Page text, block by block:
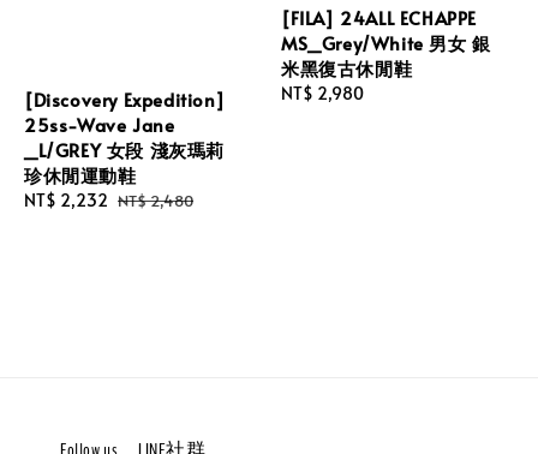
[Discovery Expedition]
25ss-Wave Jane
_L/GREY 女段 淺灰瑪莉
珍休閒運動鞋
Sale
NT$ 2,232 Regular
NT$ 2,480
[FILA] 24ALL ECHAPPE
MS_Grey/White 男女 銀
米黑復古休閒鞋
Regular
NT$ 2,980